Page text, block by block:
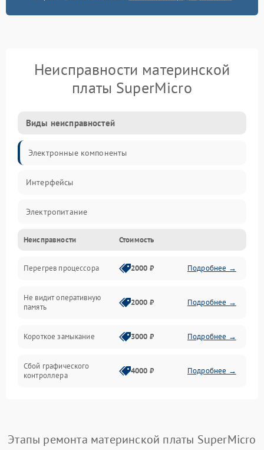
Неисправности материнской
платы SuperMicro
Виды неисправностей
Электронные компоненты
Интерфейсы
Электропитание
Корпус/Герметичность
Механика
ПО/Микропрограмма
Неисправности Стоимость
Перегрев процессора 2000 ₽ Подробнее →
Не видит оперативную
память
2000 ₽ Подробнее →
Короткое замыкание 3000 ₽ Подробнее →
Сбой графического
контроллера
4000 ₽ Подробнее →
Этапы ремонта материнской платы SuperMicro